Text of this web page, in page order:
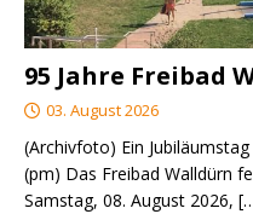
95 Jahre Freibad
03. August 2026
(Archivfoto) Ein
(pm) Das Freibad Walldürn
Samstag, 08. August 2026,